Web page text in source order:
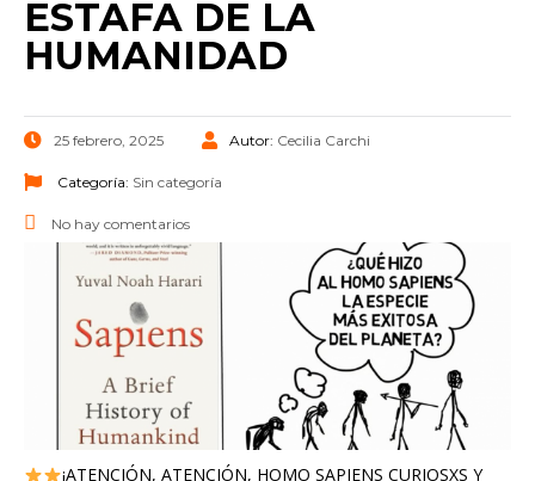
ESTAFA DE LA
HUMANIDAD
25 febrero, 2025 Autor: Cecilia Carchi
Categoría: Sin categoría
No hay comentarios
¡ATENCIÓN, ATENCIÓN, HOMO SAPIENS CURIOSXS Y